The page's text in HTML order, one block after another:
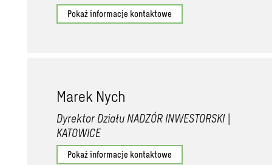
Pokaż informacje kontaktowe
Marek Nych
Dyrektor Działu NADZÓR INWESTORSKI |
KATOWICE
Pokaż informacje kontaktowe